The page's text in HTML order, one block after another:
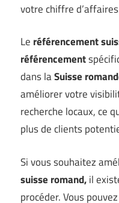
votre chiffre
Le référencement
référencement
dans laSuisse
améliorer votre
recherche locaux, ce
plus de clients
Si vous souhaitez
suisse romand,il
procéder. Vous